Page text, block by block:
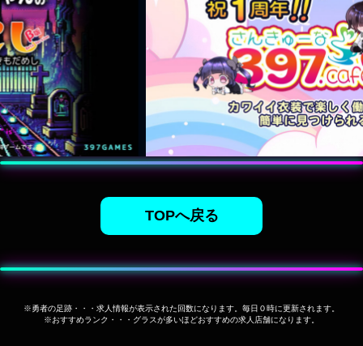
TOPへ戻る
※勇者の足跡・・・求人情報が表示された回数になります。毎日０時に更新されます。
※おすすめランク・・・グラスが多いほどおすすめの求人店舗になります。